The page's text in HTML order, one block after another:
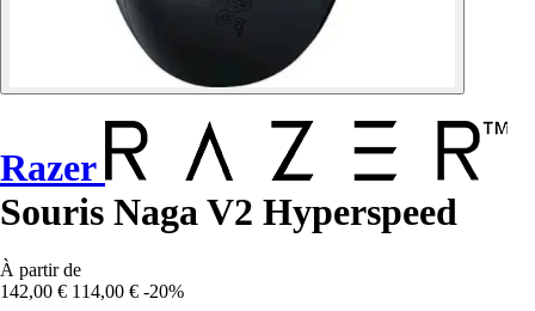
Razer
Souris Naga V2 Hyperspeed
À partir de
142,00 € 114,00 € -20%